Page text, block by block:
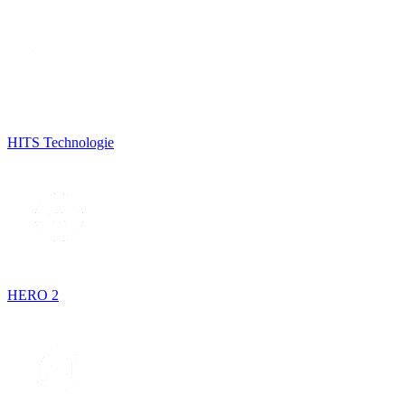
HITS Technologie
HERO 2